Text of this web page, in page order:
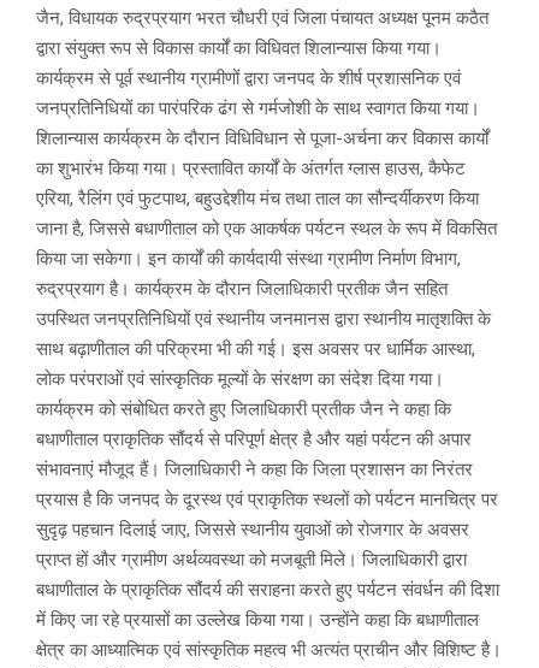
जैन, विधायक रुद्रप्रयाग भरत चौधरी एवं जिला पंचायत अध्यक्ष पूनम कठैत
द्वारा संयुक्त रूप से विकास कार्यों का विधिवत शिलान्यास किया गया।
कार्यक्रम से पूर्व स्थानीय ग्रामीणों द्वारा जनपद के शीर्ष प्रशासनिक एवं
जनप्रतिनिधियों का पारंपरिक ढंग से गर्मजोशी के साथ स्वागत किया गया।
शिलान्यास कार्यक्रम के दौरान विधिविधान से पूजा-अर्चना कर विकास कार्यों
का शुभारंभ किया गया। प्रस्तावित कार्यों के अंतर्गत ग्लास हाउस, कैफेट
एरिया, रैलिंग एवं फुटपाथ, बहुउद्देशीय मंच तथा ताल का सौन्दर्यीकरण किया
जाना है, जिससे बधाणीताल को एक आकर्षक पर्यटन स्थल के रूप में विकसित
किया जा सकेगा। इन कार्यों की कार्यदायी संस्था ग्रामीण निर्माण विभाग,
रुद्रप्रयाग है। कार्यक्रम के दौरान जिलाधिकारी प्रतीक जैन सहित
उपस्थित जनप्रतिनिधियों एवं स्थानीय जनमानस द्वारा स्थानीय मातृशक्ति के
साथ बढ़ाणीताल की परिक्रमा भी की गई। इस अवसर पर धार्मिक आस्था,
लोक परंपराओं एवं सांस्कृतिक मूल्यों के संरक्षण का संदेश दिया गया।
कार्यक्रम को संबोधित करते हुए जिलाधिकारी प्रतीक जैन ने कहा कि
बधाणीताल प्राकृतिक सौंदर्य से परिपूर्ण क्षेत्र है और यहां पर्यटन की अपार
संभावनाएं मौजूद हैं। जिलाधिकारी ने कहा कि जिला प्रशासन का निरंतर
प्रयास है कि जनपद के दूरस्थ एवं प्राकृतिक स्थलों को पर्यटन मानचित्र पर
सुदृढ़ पहचान दिलाई जाए, जिससे स्थानीय युवाओं को रोजगार के अवसर
प्राप्त हों और ग्रामीण अर्थव्यवस्था को मजबूती मिले। जिलाधिकारी द्वारा
बधाणीताल के प्राकृतिक सौंदर्य की सराहना करते हुए पर्यटन संवर्धन की दिशा
में किए जा रहे प्रयासों का उल्लेख किया गया। उन्होंने कहा कि बधाणीताल
क्षेत्र का आध्यात्मिक एवं सांस्कृतिक महत्व भी अत्यंत प्राचीन और विशिष्ट है।